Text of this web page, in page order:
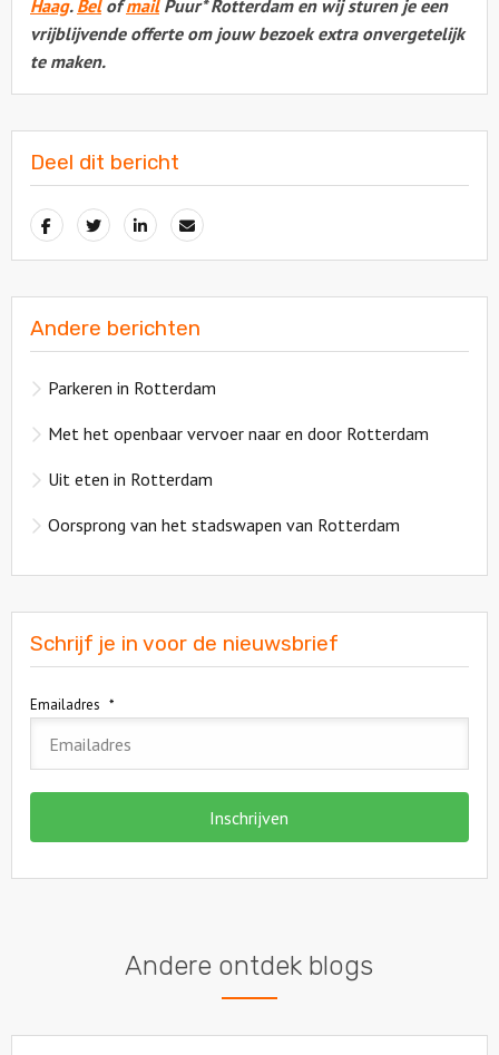
Haag. Bel of mail Puur* Rotterdam en wij sturen je een
vrijblijvende offerte om jouw bezoek extra onvergetelijk
te maken.
Deel dit bericht
Andere berichten
Parkeren in Rotterdam
Met het openbaar vervoer naar en door Rotterdam
Uit eten in Rotterdam
Oorsprong van het stadswapen van Rotterdam
Schrijf je in voor de nieuwsbrief
Emailadres *
Andere ontdek blogs